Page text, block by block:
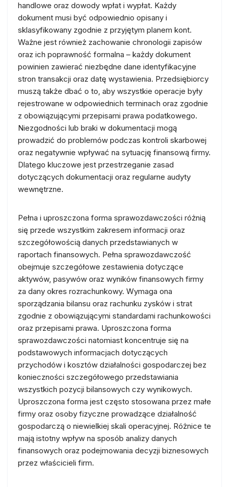
handlowe oraz dowody wpłat i wypłat. Każdy
dokument musi być odpowiednio opisany i
sklasyfikowany zgodnie z przyjętym planem kont.
Ważne jest również zachowanie chronologii zapisów
oraz ich poprawność formalna – każdy dokument
powinien zawierać niezbędne dane identyfikacyjne
stron transakcji oraz datę wystawienia. Przedsiębiorcy
muszą także dbać o to, aby wszystkie operacje były
rejestrowane w odpowiednich terminach oraz zgodnie
z obowiązującymi przepisami prawa podatkowego.
Niezgodności lub braki w dokumentacji mogą
prowadzić do problemów podczas kontroli skarbowej
oraz negatywnie wpływać na sytuację finansową firmy.
Dlatego kluczowe jest przestrzeganie zasad
dotyczących dokumentacji oraz regularne audyty
wewnętrzne.
Pełna i uproszczona forma sprawozdawczości różnią
się przede wszystkim zakresem informacji oraz
szczegółowością danych przedstawianych w
raportach finansowych. Pełna sprawozdawczość
obejmuje szczegółowe zestawienia dotyczące
aktywów, pasywów oraz wyników finansowych firmy
za dany okres rozrachunkowy. Wymaga ona
sporządzania bilansu oraz rachunku zysków i strat
zgodnie z obowiązującymi standardami rachunkowości
oraz przepisami prawa. Uproszczona forma
sprawozdawczości natomiast koncentruje się na
podstawowych informacjach dotyczących
przychodów i kosztów działalności gospodarczej bez
konieczności szczegółowego przedstawiania
wszystkich pozycji bilansowych czy wynikowych.
Uproszczona forma jest często stosowana przez małe
firmy oraz osoby fizyczne prowadzące działalność
gospodarczą o niewielkiej skali operacyjnej. Różnice te
mają istotny wpływ na sposób analizy danych
finansowych oraz podejmowania decyzji biznesowych
przez właścicieli firm.